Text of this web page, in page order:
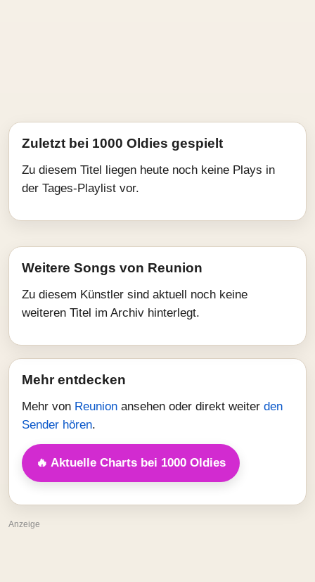
Zuletzt bei 1000 Oldies gespielt
Zu diesem Titel liegen heute noch keine Plays in
der Tages-Playlist vor.
Weitere Songs von Reunion
Zu diesem Künstler sind aktuell noch keine
weiteren Titel im Archiv hinterlegt.
Mehr entdecken
Mehr von Reunion ansehen oder direkt weiter den
Sender hören.
🔥 Aktuelle Charts bei 1000 Oldies
Anzeige